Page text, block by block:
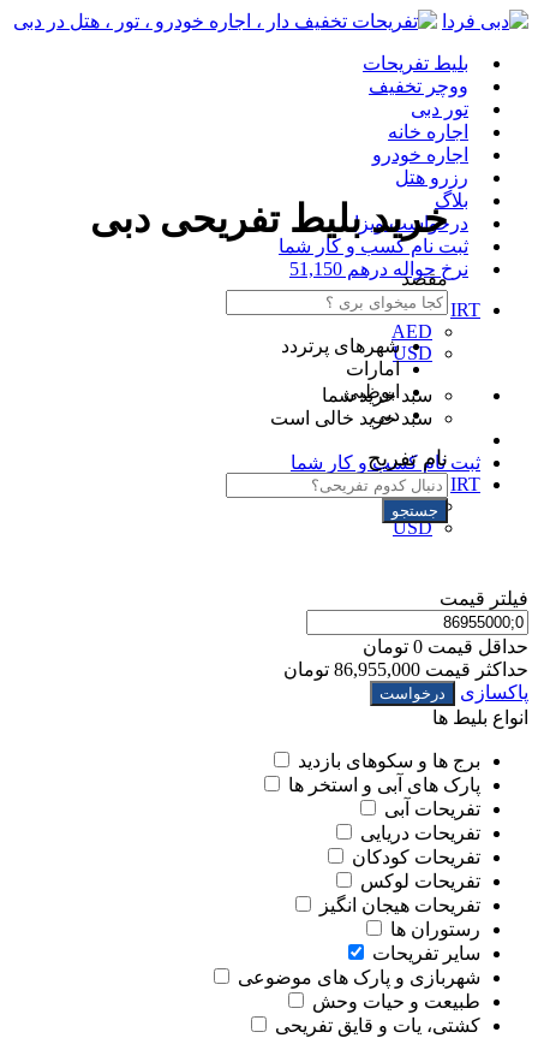
بلیط تفریحات
ووچر تخفیف
تور دبی
اجاره خانه
اجاره خودرو
رزرو هتل
بلاگ
درخواست ویزا
ثبت نام کسب و کار شما
نرخ حواله درهم 51,150
IRT
AED
USD
سبد خرید شما
سبد خرید خالی است
ثبت نام کسب و کار شما
IRT
AED
USD
خرید بلیط تفریحی دبی
مقصد
شهرهای پرتردد
امارات
ابوظبی
دبی
نام تفریح
جستجو
فیلتر قیمت
حداقل قیمت 0 تومان
حداکثر قیمت 86,955,000 تومان
پاکسازی
درخواست
انواع بلیط ها
برج ها و سکوهای بازدید
پارک های آبی و استخر ها
تفریحات آبی
تفریحات دریایی
تفریحات کودکان
تفریحات لوکس
تفریحات هیجان انگیز
رستوران ها
سایر تفریحات
شهربازی و پارک های موضوعی
طبیعت و حیات وحش
کشتی، یات و قایق تفریحی